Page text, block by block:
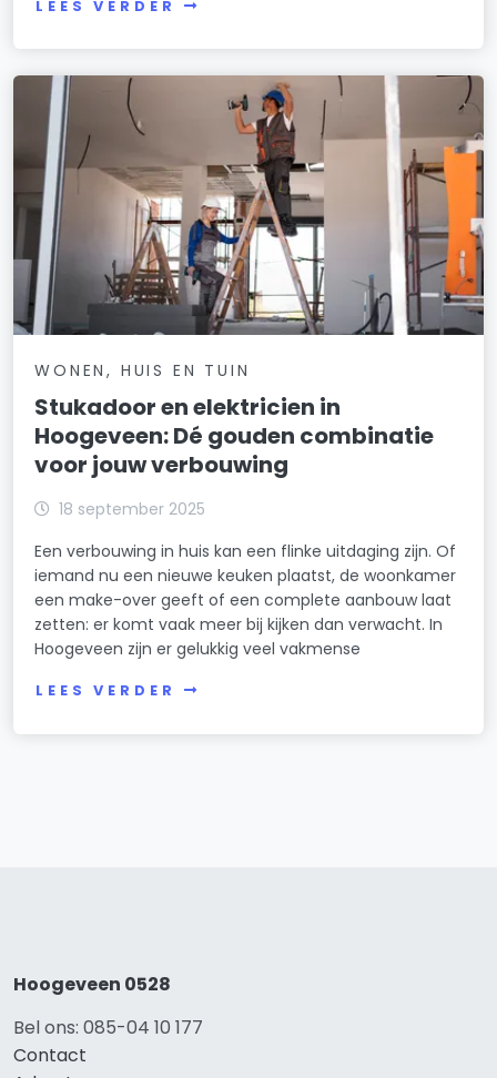
LEES VERDER
WONEN, HUIS EN TUIN
Stukadoor en elektricien in
Hoogeveen: Dé gouden combinatie
voor jouw verbouwing
18 september 2025
Een verbouwing in huis kan een flinke uitdaging zijn. Of
iemand nu een nieuwe keuken plaatst, de woonkamer
een make-over geeft of een complete aanbouw laat
zetten: er komt vaak meer bij kijken dan verwacht. In
Hoogeveen zijn er gelukkig veel vakmense
LEES VERDER
Hoogeveen 0528
Bel ons: 085-04 10 177
Contact